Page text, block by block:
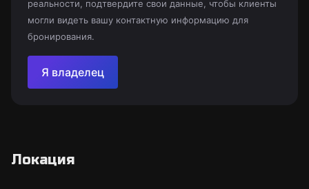
реальности, подтвердите свои данные, чтобы клиенты
могли видеть вашу контактную информацию для
бронирования.
Я владелец
Локация